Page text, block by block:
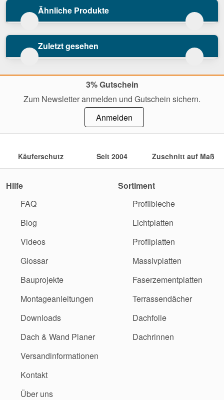
Ähnliche Produkte
Zuletzt gesehen
3% Gutschein
Zum Newsletter anmelden und Gutschein sichern.
Anmelden
Käuferschutz Seit 2004 Zuschnitt auf Maß
Hilfe
FAQ
Blog
Videos
Glossar
Bauprojekte
Montageanleitungen
Downloads
Dach & Wand Planer
Versandinformationen
Kontakt
Über uns
Sortiment
Profilbleche
Lichtplatten
Profilplatten
Massivplatten
Faserzementplatten
Terrassendächer
Dachfolie
Dachrinnen